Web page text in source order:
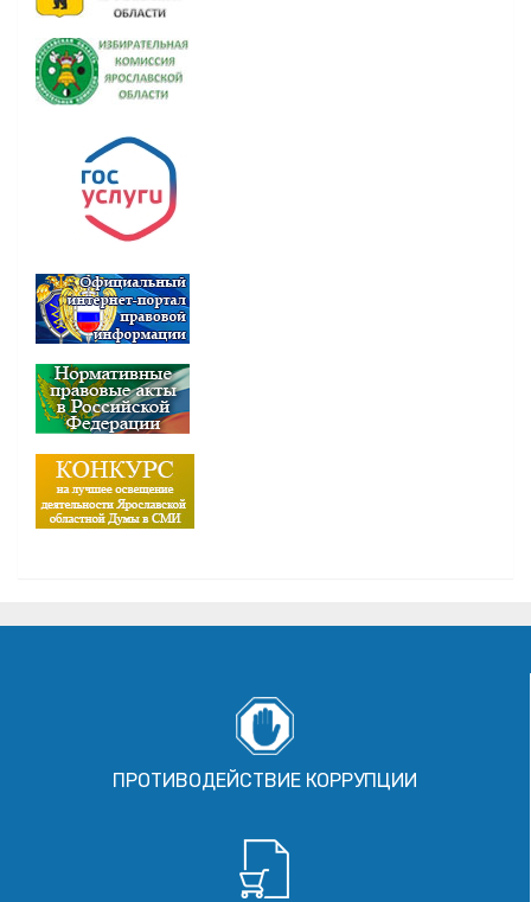
ПРОТИВОДЕЙСТВИЕ КОРРУПЦИИ